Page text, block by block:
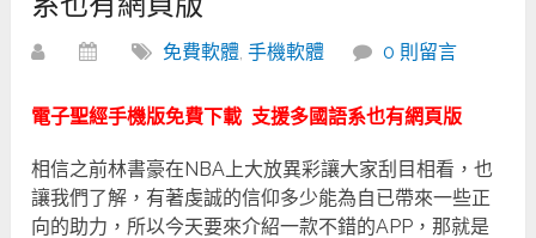
免費軟體,手機軟體 0 則留言
電子聖經手機版免費下載 支援多國語系也有網頁版
相信之前林書豪在NBA上大放異彩讓大家刮目相看，也
讓我們了解，有著虔誠的信仰多少能為自已帶來一些正
向的助力，所以今天要來介紹一款不錯的APP，那就是